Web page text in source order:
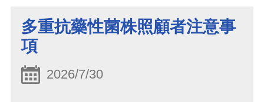
多重抗藥性菌株照顧者注意事
項
2026/7/30